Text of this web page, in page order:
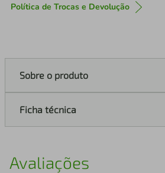
Política de Trocas e Devolução
Sobre o produto
Ficha técnica
Avaliações